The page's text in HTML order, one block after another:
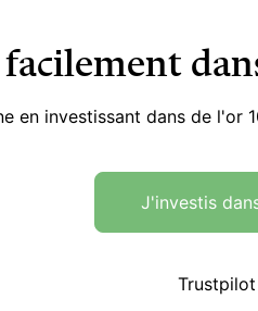
en investissant dans de l'or
J'investis
Trustpilot